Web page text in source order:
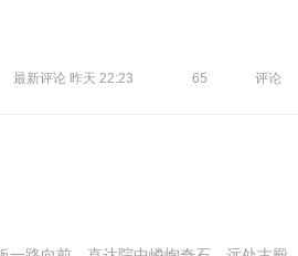
最新评论 昨天 22:23 65 评论